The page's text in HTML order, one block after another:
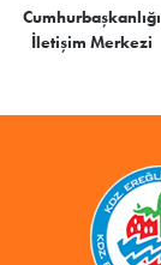
Cumhurbaşkanlığı
İletişim Merkezi